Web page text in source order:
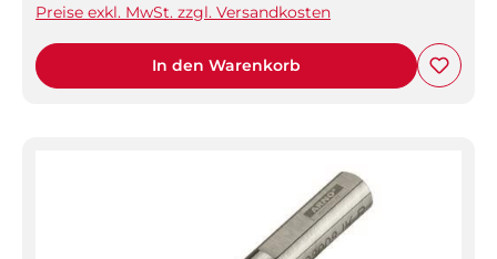
Preise exkl. MwSt. zzgl. Versandkosten
In den Warenkorb